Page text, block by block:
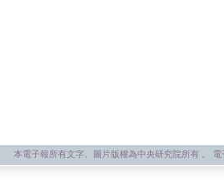
本電子報所有文字、圖片版權為中央研究院所有 。